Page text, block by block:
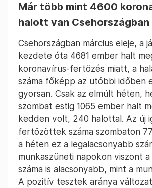
Már több mint 4600
halott van Csehországban
Csehországban március eleje, a
kezdete óta 4681 ember halt
koronavírus-fertőzés miatt, a
száma főképp az utóbbi időben
gyorsan. Csak az elmúlt héten,
szombat estig 1065 ember halt
kedden volt, 240 halottal. Az új
fertőzöttek száma szombaton
a héten ez a legalacsonyabb
munkaszüneti napokon viszont
száma is alacsonyabb, mint a
A pozitív tesztek aránya